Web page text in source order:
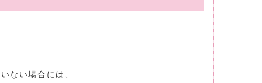
ない場合には、